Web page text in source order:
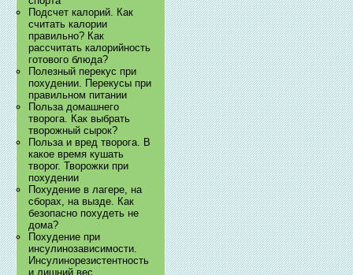
Подсчет калорий. Как
считать калории
правильно? Как
рассчитать калорийность
готового блюда?
Полезный перекус при
похудении. Перекусы при
правильном питании
Польза домашнего
творога. Как выбрать
творожный сырок?
Польза и вред творога. В
какое время кушать
творог. Творожки при
похудении
Похудение в лагере, на
сборах, на вызде. Как
безопасно похудеть не
дома?
Похудение при
инсулинозависимости.
Инсулинорезистентность
и лишний вес